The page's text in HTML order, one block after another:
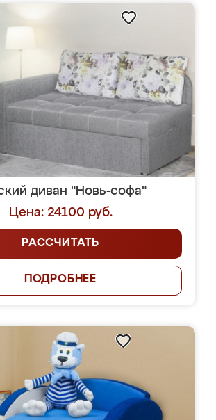
диван "Новь-софа"
Цена: 24100 руб.
РАССЧИТАТЬ
ПОДРОБНЕЕ